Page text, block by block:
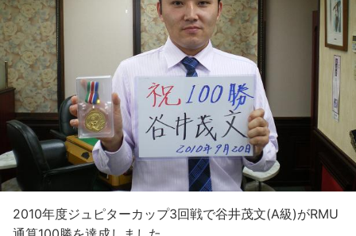
2010年度ジュピターカップ3回戦で谷井茂文(A級)がRMU